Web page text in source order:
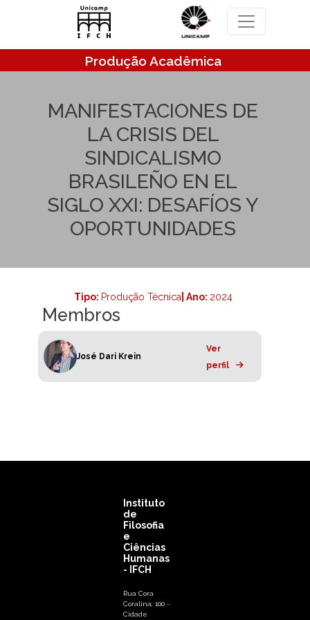
Pular para o conteúdo principal
Produção Acadêmica
MANIFESTACIONES DE
LA CRISIS DEL
SINDICALISMO
BRASILEÑO EN EL
SIGLO XXI: DESAFÍOS Y
OPORTUNIDADES
Tipo: Produção Técnica | Ano: 2024
Membros
José Dari Krein
Ver
perfil
Instituto
de
Filosofia
e
Ciências
Humanas
- IFCH
Rua Cora
Coralina, 100 -
Cidade